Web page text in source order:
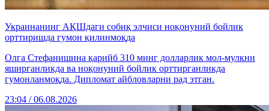
Украинанинг АҚШдаги собиқ элчиси ноқонуний бойлик
орттиришда гумон қилинмоқда
Олга Стефанишина қарийб 310 минг долларлик мол-мулкни
яширганликда ва ноқонуний бойлик орттирганликда
гумонланмоқда. Дипломат айбловларни рад этган.
23:04 / 06.08.2026